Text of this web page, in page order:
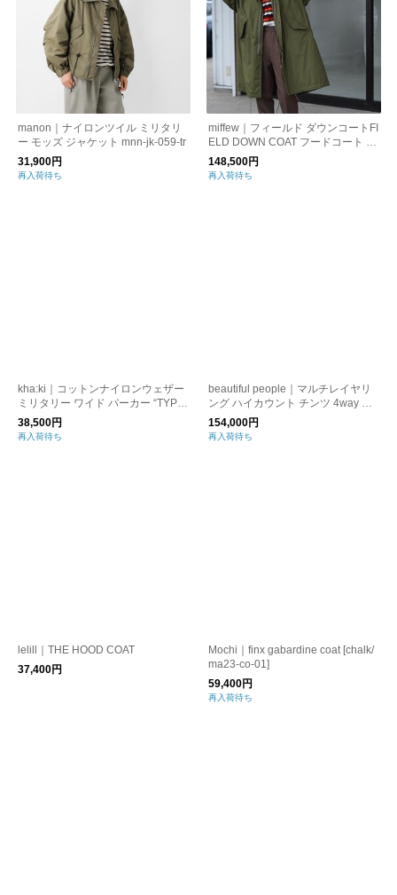
manon｜ナイロンツイル ミリタリ
ー モッズ ジャケット mnn-jk-059-tr
31,900円
再入荷待ち
miffew｜フィールド ダウンコートFI
ELD DOWN COAT フードコート ミ
リタリーコート オリーブ グリーン
カーキ ブラック ユニセックス FEW
148,500円
再入荷待ち
kha:ki｜コットンナイロンウェザー
ミリタリー ワイド パーカー “TYPE-
62 PARKA” mil23hjk3191-mn
38,500円
再入荷待ち
beautiful people｜マルチレイヤリ
ング ハイカウント チンツ 4way モ
ッズコート “Multilayering highcoun
t chintz modscoat” 1535103009
154,000円
再入荷待ち
lelill｜THE HOOD COAT
37,400円
Mochi｜finx gabardine coat [chalk/
ma23-co-01]
59,400円
再入荷待ち